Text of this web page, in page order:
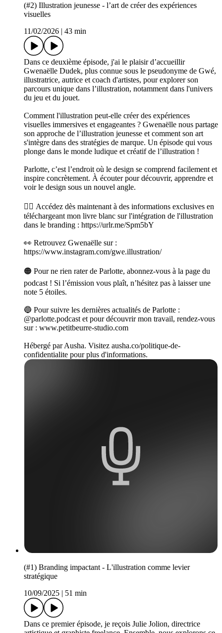
(#2) Illustration jeunesse - l’art de créer des expériences
visuelles
11/02/2026 | 43 min
Dans ce deuxième épisode, j'ai le plaisir d’accueillir
Gwenaëlle Dudek, plus connue sous le pseudonyme de Gwé,
illustratrice, autrice et coach d'artistes, pour explorer son
parcours unique dans l’illustration, notamment dans l'univers
du jeu et du jouet.
Comment l'illustration peut-elle créer des expériences
visuelles immersives et engageantes ? Gwenaëlle nous partage
son approche de l’illustration jeunesse et comment son art
s'intègre dans des stratégies de marque. Un épisode qui vous
plonge dans le monde ludique et créatif de l’illustration !
Parlotte, c’est l’endroit où le design se comprend facilement et
inspire concrètement. À écouter pour découvrir, apprendre et
voir le design sous un nouvel angle.
👉🏻 Accédez dès maintenant à des informations exclusives en
téléchargeant mon livre blanc sur l'intégration de l'illustration
dans le branding : https://urlr.me/Spm5bY
👀 Retrouvez Gwenaëlle sur :
https://www.instagram.com/gwe.illustration/
🟠 Pour ne rien rater de Parlotte, abonnez-vous à la page du
podcast ! Si l’émission vous plaît, n’hésitez pas à laisser une
note 5 étoiles.
🔵 Pour suivre les dernières actualités de Parlotte :
@parlotte.podcast et pour découvrir mon travail, rendez-vous
sur : www.petitbeurre-studio.com
Hébergé par Ausha. Visitez ausha.co/politique-de-
confidentialite pour plus d'informations.
(#1) Branding impactant - L'illustration comme levier
stratégique
10/09/2025 | 51 min
Dans ce premier épisode, je reçois Julie Jolion, directrice